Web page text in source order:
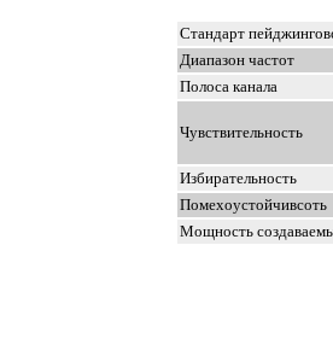
Стандарт
Диапазон частот
Полоса канала
Чувствительность
Избирательность
Помехоустойчивсоть
Мощность